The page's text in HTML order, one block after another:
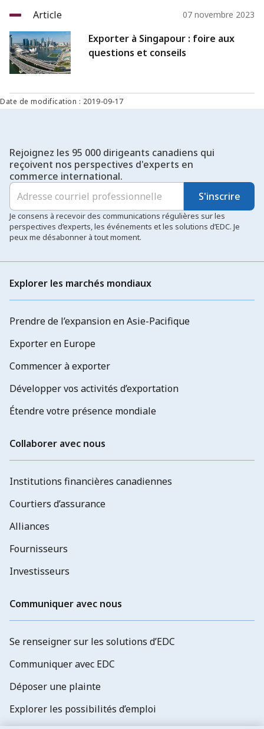
Article 07 novembre 2023
Exporter à Singapour : foire aux
questions et conseils
Date de modification : 2019-09-17
Rejoignez les 95 000 dirigeants canadiens qui
reçoivent nos perspectives d'experts en
commerce international.
S'inscrire
Je consens à recevoir des communications régulières sur les
perspectives d’experts, les événements et les solutions d’EDC. Je
peux me désabonner à tout moment.
Explorer les marchés mondiaux
Prendre de l’expansion en Asie-Pacifique
Exporter en Europe
Commencer à exporter
Développer vos activités d’exportation
Étendre votre présence mondiale
Collaborer avec nous
Institutions financières canadiennes
Courtiers d’assurance
Alliances
Fournisseurs
Investisseurs
Communiquer avec nous
Se renseigner sur les solutions d’EDC
Communiquer avec EDC
Déposer une plainte
Explorer les possibilités d’emploi